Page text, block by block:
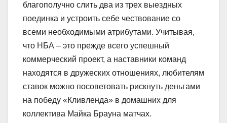
благополучно слить два из трех выездных
поединка и устроить себе чествование со
всеми необходимыми атрибутами. Учитывая,
что НБА – это прежде всего успешный
коммерческий проект, а наставники команд
находятся в дружеских отношениях, любителям
ставок можно посоветовать рискнуть деньгами
на победу «Кливленда» в домашних для
коллектива Майка Брауна матчах.